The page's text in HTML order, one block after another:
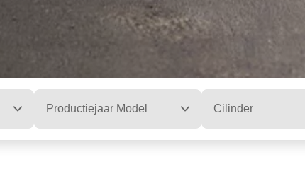
Productiejaar Model Cilinder